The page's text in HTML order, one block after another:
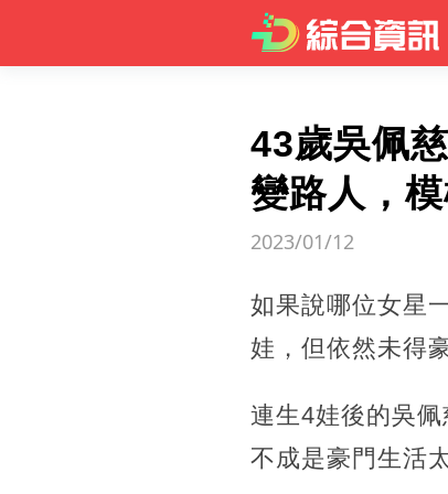
43歲吳佩
變路人，
2023/01/12
如果說哪位女星
娃，但依然未得
連生4娃後的吳
不成是豪門生活